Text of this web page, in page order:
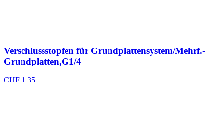
Verschlussstopfen für Grundplattensystem/Mehrf.-
Grundplatten,G1/4
CHF 1.35